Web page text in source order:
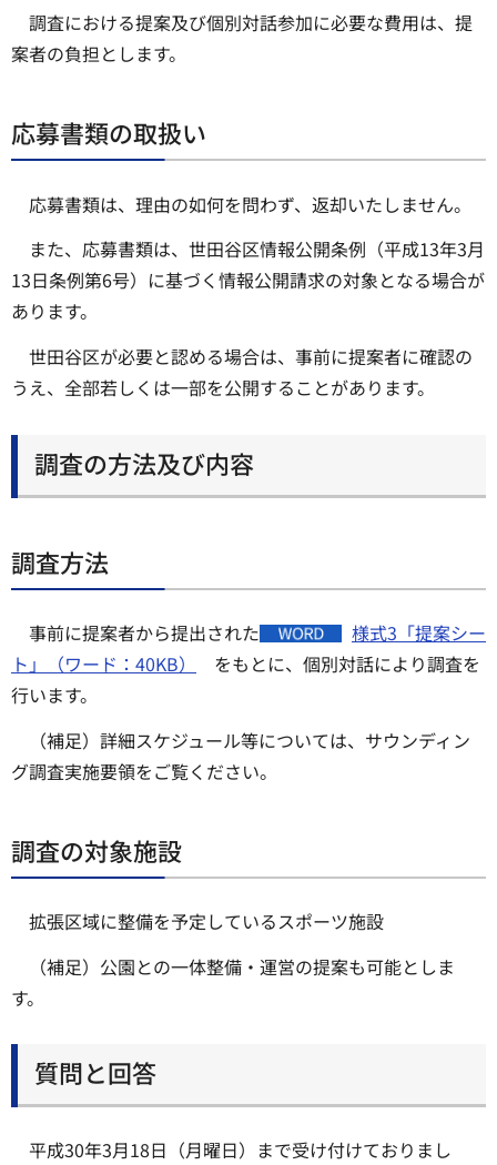
調査における提案及び個別対話参加に必要な費用は、提
案者の負担とします。
応募書類の取扱い
応募書類は、理由の如何を問わず、返却いたしません。
また、応募書類は、世田谷区情報公開条例（平成13年3月
13日条例第6号）に基づく情報公開請求の対象となる場合が
あります。
世田谷区が必要と認める場合は、事前に提案者に確認の
うえ、全部若しくは一部を公開することがあります。
調査の方法及び内容
調査方法
事前に提案者から提出された
様式3「提案シー
ト」（ワード：40KB）
をもとに、個別対話により調査を
行います。
（補足）詳細スケジュール等については、サウンディン
グ調査実施要領をご覧ください。
調査の対象施設
拡張区域に整備を予定しているスポーツ施設
（補足）公園との一体整備・運営の提案も可能としま
す。
質問と回答
平成30年3月18日（月曜日）まで受け付けておりまし